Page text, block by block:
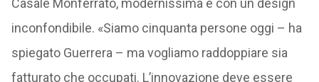
Casale Monferrato, modernissima e con un design
inconfondibile. «Siamo cinquanta persone oggi – ha
spiegato Guerrera – ma vogliamo raddoppiare sia
fatturato che occupati. L’innovazione deve essere